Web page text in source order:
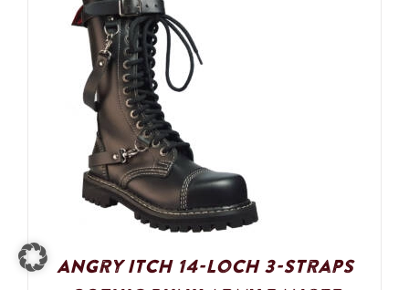
Angry Itch 14-Loch 3-Straps